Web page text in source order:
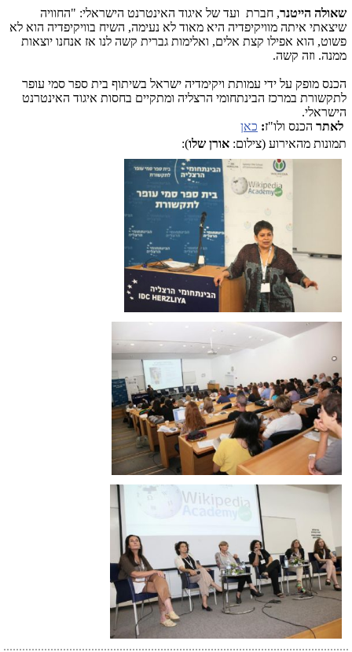
שאולה הייטנר, חברת ועד של איגוד האינטרנט הישראלי: "החוויה
שיצאתי איתה מוויקיפדיה היא מאוד לא נעימה, השיח בוויקיפדיה הוא לא
פשוט, הוא אפילו קצת אלים, ואלימות גברית קשה לנו אז אנחנו יוצאות
ממנה. וזה קשה.
הכנס מופק על ידי עמותת ויקימדיה ישראל בשיתוף בית ספר סמי עופר
לתקשורת במרכז הבינתחומי הרצליה ומתקיים בחסות איגוד האינטרנט
הישראלי.
לאתר הכנס ולו"ז: כאן
תמונות מהאירוע (צילום: אורן שלו):